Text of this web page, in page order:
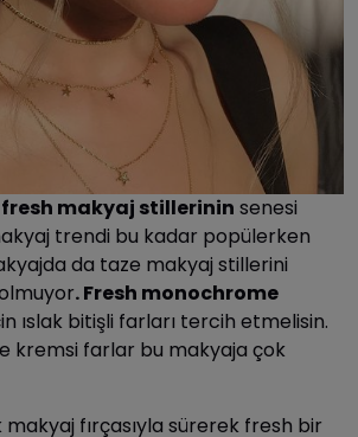
fresh makyaj stillerinin senesi
trendi bu kadar popülerken
da taze makyaj stillerini
. Fresh monochrome
ıslak bitişli farları tercih etmelisin.
kremsi farlar bu makyaja çok
makyaj fırçasıyla sürerek fresh bir